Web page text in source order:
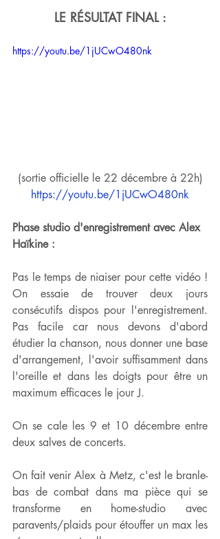
LE RÉSULTAT FINAL :
https://youtu.be/1jUCwO480nk
(sortie officielle le 22 décembre à 22h)
https://youtu.be/1jUCwO480nk
Phase studio d'enregistrement avec Alex
Haïkine :
Pas le temps de niaiser pour cette vidéo !
On essaie de trouver deux jours
consécutifs dispos pour l'enregistrement.
Pas facile car nous devons d'abord
étudier la chanson, nous donner une base
d'arrangement, l'avoir suffisamment dans
l'oreille et dans les doigts pour être un
maximum efficaces le jour J.
On se cale les 9 et 10 décembre entre
deux salves de concerts.
On fait venir Alex à Metz, c'est le branle-
bas de combat dans ma pièce qui se
transforme en home-studio avec
paravents/plaids pour étouffer un max les